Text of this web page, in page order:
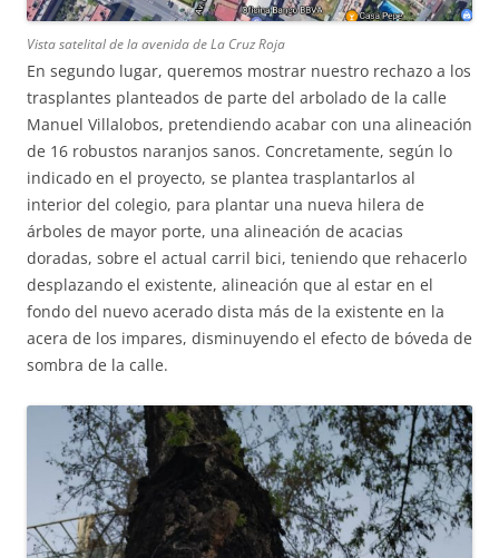
Vista satelital de la avenida de La Cruz Roja
En segundo lugar, queremos mostrar nuestro rechazo a los
trasplantes planteados de parte del arbolado de la calle
Manuel Villalobos, pretendiendo acabar con una alineación
de 16 robustos naranjos sanos. Concretamente, según lo
indicado en el proyecto, se plantea trasplantarlos al
interior del colegio, para plantar una nueva hilera de
árboles de mayor porte, una alineación de acacias
doradas, sobre el actual carril bici, teniendo que rehacerlo
desplazando el existente, alineación que al estar en el
fondo del nuevo acerado dista más de la existente en la
acera de los impares, disminuyendo el efecto de bóveda de
sombra de la calle.